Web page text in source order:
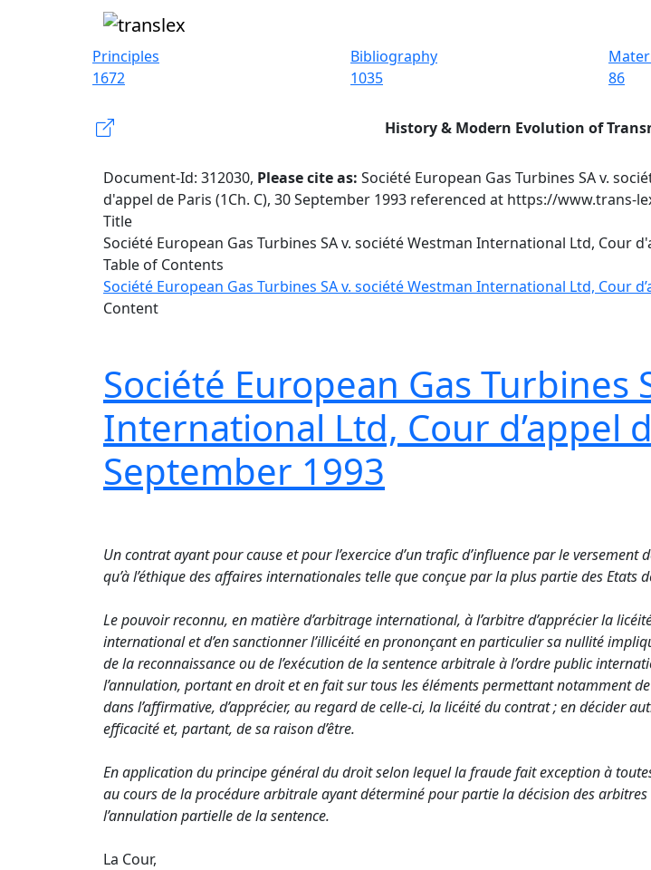
Principles
1672
Bibliography
1035
86
History & Modern Evolution of
Document-Id: 312030, Please cite as: Société European Gas Turbines SA v.
d'appel de Paris (1Ch. C), 30 September 1993 referenced at https://www.trans-
Title
Société European Gas Turbines SA v. société Westman International Ltd, Cour
Table of Contents
Société European Gas Turbines SA v. société Westman International Ltd, Cour
Content
Société European Gas Turbines
International Ltd, Cour d’appel
September 1993
Un contrat ayant pour cause et pour l’exercice d’un trafic d’influence par le
qu’à l’éthique des affaires internationales telle que conçue par la plus partie des
Le pouvoir reconnu, en matière d’arbitrage international, à l’arbitre d’apprécier la
international et d’en sanctionner l’illicéité en prononçant en particulier sa nullité
de la reconnaissance ou de l’exécution de la sentence arbitrale à l’ordre public
l’annulation, portant en droit et en fait sur tous les éléments permettant notamment
dans l’affirmative, d’apprécier, au regard de celle-ci, la licéité du contrat ; en décider
efficacité et, partant, de sa raison d’être.
En application du principe général du droit selon lequel la fraude fait exception à
au cours de la procédure arbitrale ayant déterminé pour partie la décision des
l’annulation partielle de la sentence.
La Cour,